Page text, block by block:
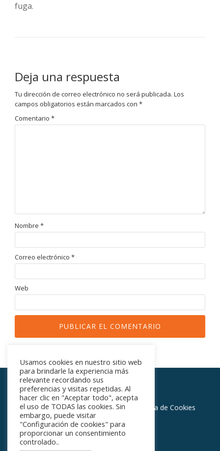
fuga.
Deja una respuesta
Tu dirección de correo electrónico no será publicada. Los
campos obligatorios están marcados con *
Comentario *
Nombre *
Correo electrónico *
Web
Centro Médico Vinalopó
Menú
secundario
Home Política de privacidad Política de Cookies
Aviso Legal
Usamos cookies en nuestro sitio web
para brindarle la experiencia más
relevante recordando sus
preferencias y visitas repetidas. Al
hacer clic en "Aceptar todo", acepta
el uso de TODAS las cookies. Sin
embargo, puede visitar
"Configuración de cookies" para
proporcionar un consentimiento
controlado..